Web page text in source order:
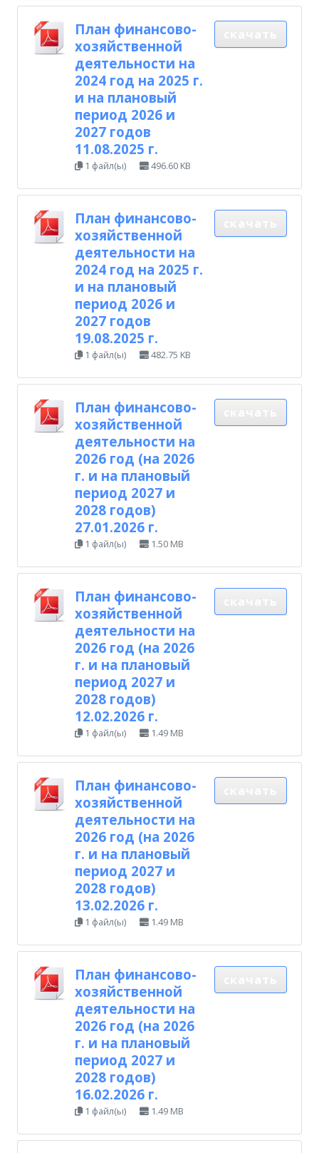
План финансово-
хозяйственной
деятельности на
2024 год на 2025 г.
и на плановый
период 2026 и
2027 годов
11.08.2025 г.
1 файл(ы) 496.60 KB
План финансово-
хозяйственной
деятельности на
2024 год на 2025 г.
и на плановый
период 2026 и
2027 годов
19.08.2025 г.
1 файл(ы) 482.75 KB
План финансово-
хозяйственной
деятельности на
2026 год (на 2026
г. и на плановый
период 2027 и
2028 годов)
27.01.2026 г.
1 файл(ы) 1.50 MB
План финансово-
хозяйственной
деятельности на
2026 год (на 2026
г. и на плановый
период 2027 и
2028 годов)
12.02.2026 г.
1 файл(ы) 1.49 MB
План финансово-
хозяйственной
деятельности на
2026 год (на 2026
г. и на плановый
период 2027 и
2028 годов)
13.02.2026 г.
1 файл(ы) 1.49 MB
План финансово-
хозяйственной
деятельности на
2026 год (на 2026
г. и на плановый
период 2027 и
2028 годов)
16.02.2026 г.
1 файл(ы) 1.49 MB